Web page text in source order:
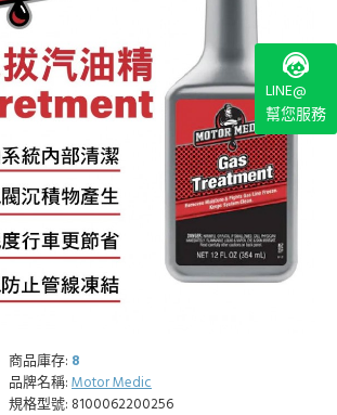
商品庫存: 8
品牌名稱: Motor Medic
規格型號: 8100062200256
LINE@
幫您服務